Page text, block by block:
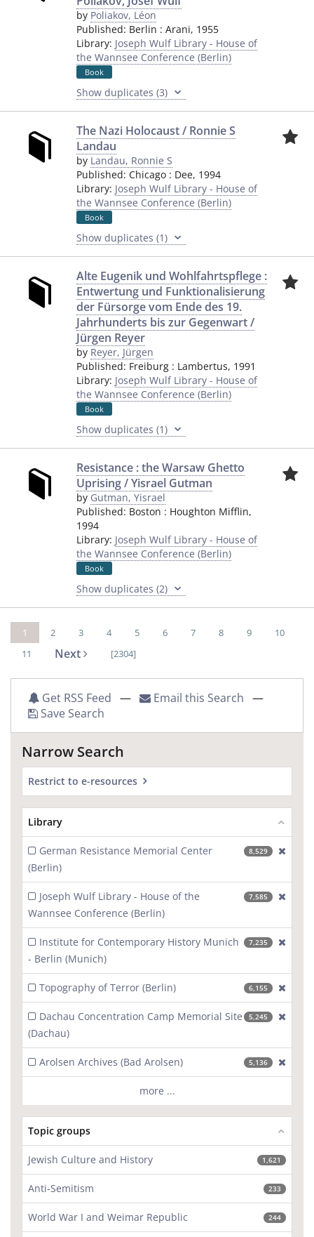
by Poliakov, Léon
Published: Berlin : Arani, 1955
Library: Joseph Wulf Library - House of
the Wannsee Conference (Berlin)
Book
Show duplicates (3)
The Nazi Holocaust / Ronnie S
Landau
by Landau, Ronnie S
Published: Chicago : Dee, 1994
Library: Joseph Wulf Library - House of
the Wannsee Conference (Berlin)
Book
Show duplicates (1)
Alte Eugenik und Wohlfahrtspflege :
Entwertung und Funktionalisierung
der Fürsorge vom Ende des 19.
Jahrhunderts bis zur Gegenwart /
Jürgen Reyer
by Reyer, Jürgen
Published: Freiburg : Lambertus, 1991
Library: Joseph Wulf Library - House of
the Wannsee Conference (Berlin)
Book
Show duplicates (1)
Resistance : the Warsaw Ghetto
Uprising / Yisrael Gutman
by Gutman, Yisrael
Published: Boston : Houghton Mifflin,
1994
Library: Joseph Wulf Library - House of
the Wannsee Conference (Berlin)
Book
Show duplicates (2)
1 2 3 4 5 6 7 8 9
10
11
Next [2304]
Get RSS Feed — Email this Search —
Save Search
Narrow Search
Restrict to e-resources
Library
German Resistance Memorial Center
(Berlin)
8,529
Joseph Wulf Library - House of the
Wannsee Conference (Berlin)
7,585
Institute for Contemporary History Munich
- Berlin (Munich)
7,235
Topography of Terror (Berlin) 6,155
Dachau Concentration Camp Memorial Site
(Dachau)
5,245
Arolsen Archives (Bad Arolsen) 5,136
more ...
Topic groups
Jewish Culture and History 1,621
Anti-Semitism 233
World War I and Weimar Republic 244